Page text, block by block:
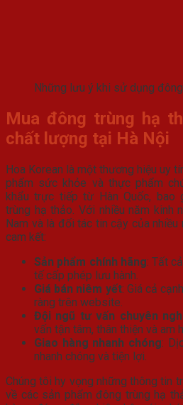
Những lưu ý khi sử dụng
Mua đông trùng hạ
chất lượng tại Hà Nội
Hoa Korean là một thương hiệu uy
phẩm sức khỏe và thực phẩm
khẩu trực tiếp từ Hàn Quốc, bao
trùng hạ thảo. Với nhiều năm kinh
Nam và là đối tác tin cậy của nhiều
cam kết:
Sản phẩm chính hãng: Tất
tế cấp phép lưu hành.
Giá bán niêm yết: Giá cả
ràng trên website.
Đội ngũ tư vấn chuyên
vấn tận tâm, thân thiện và am
Giao hàng nhanh chóng:
nhanh chóng và tiện lợi.
Chúng tôi hy vọng những thông tin
về các sản phẩm đông trùng hạ